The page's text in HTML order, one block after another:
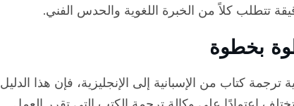
تتطلب كلاً من الخبرة اللغوية والحدس الفني.
بخطوة
كتاب من الإسبانية إلى الإنجليزية، فإن هذا الدليل